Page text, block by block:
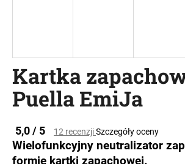
Kartka
Puella EmiJa
Średnia
ocena
produktu
5,0 / 5 12 recenzjiSzczegóły oceny
Wielofunkcyjny neutralizator
formie kartki zapachowej.
P
e
c